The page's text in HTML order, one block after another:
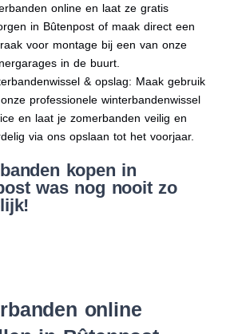
online en laat ze gratis
in Bûtenpost of maak direct een
voor montage bij een van onze
in de buurt.
& opslag: Maak gebruik
professionele winterbandenwissel
en laat je zomerbanden veilig en
via ons opslaan tot het voorjaar.
kopen in
was nog nooit zo
online